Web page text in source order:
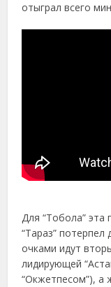
отыграл всего
Для “Тобола”
“Тараз”
очками идут
лидирующей
“Окжетпесом”), а